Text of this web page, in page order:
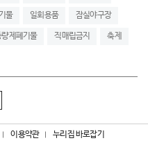
물 일회용품 잠실야구장
량제폐기물 직매립금지 축제
이용약관 누리집 바로잡기